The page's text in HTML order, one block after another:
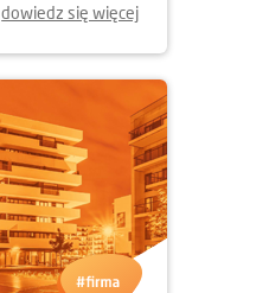
dowiedz się więcej